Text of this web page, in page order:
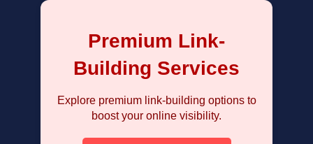
Premium Link-
Building Services
Explore premium link-building options to
boost your online visibility.